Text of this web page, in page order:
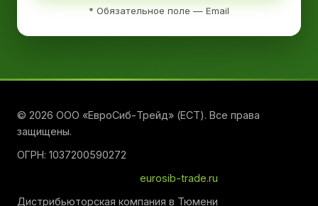
* Обязательное поле — Email
© 2026 ООО «ЕвроСиб-Трейд» (ЕСТ). Все права
защищены.
ОГРН: 1037200590272
eurosib-trade.ru
Дистрибьюторская компания в Тюмени